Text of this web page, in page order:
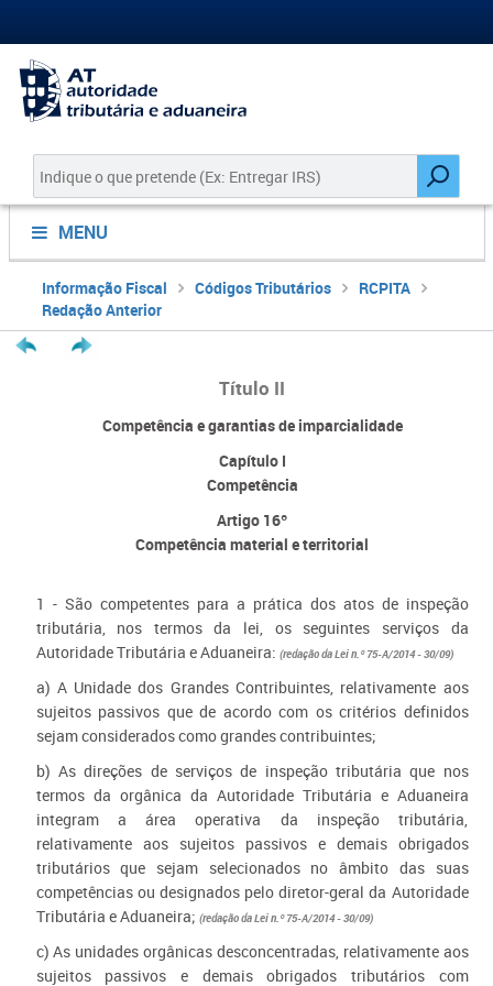
MENU
Informação Fiscal Códigos Tributários
RCPITA
Redação Anterior
Título II
Competência e garantias de imparcialidade
Capítulo I
Competência
Artigo 16º
Competência material e territorial
1 - São competentes para a prática dos atos de inspeção
tributária, nos termos da lei, os seguintes serviços da
Autoridade Tributária e Aduaneira: (redação da Lei n.º 75-A/2014 - 30/09)
a) A Unidade dos Grandes Contribuintes, relativamente aos
sujeitos passivos que de acordo com os critérios definidos
sejam considerados como grandes contribuintes;
b) As direções de serviços de inspeção tributária que nos
termos da orgânica da Autoridade Tributária e Aduaneira
integram a área operativa da inspeção tributária,
relativamente aos sujeitos passivos e demais obrigados
tributários que sejam selecionados no âmbito das suas
competências ou designados pelo diretor-geral da Autoridade
Tributária e Aduaneira; (redação da Lei n.º 75-A/2014 - 30/09)
c) As unidades orgânicas desconcentradas, relativamente aos
sujeitos passivos e demais obrigados tributários com